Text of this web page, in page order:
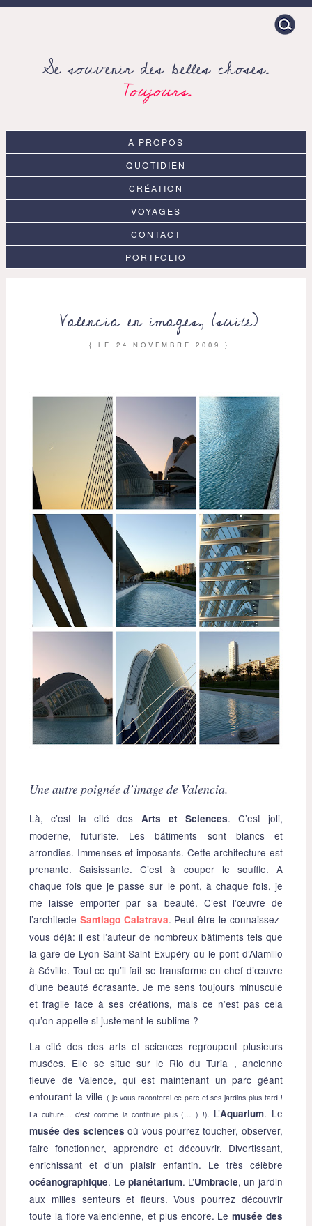
Search
for:
Se souvenir des belles choses.
Toujours.
A PROPOS
QUOTIDIEN
CRÉATION
VOYAGES
CONTACT
PORTFOLIO
Valencia en images, (suite)
{ LE 24 NOVEMBRE 2009 }
Une autre poignée d’image de Valencia.
Là, c’est la cité des Arts et Sciences. C’est joli,
moderne, futuriste. Les bâtiments sont blancs et
arrondies. Immenses et imposants. Cette architecture est
prenante. Saisissante. C’est à couper le souffle. A
chaque fois que je passe sur le pont, à chaque fois, je
me laisse emporter par sa beauté. C’est l’œuvre de
l’architecte Santiago Calatrava. Peut-être le connaissez-
vous déjà: il est l’auteur de nombreux bâtiments tels que
la gare de Lyon Saint Saint-Exupéry ou le pont d’Alamillo
à Séville. Tout ce qu’il fait se transforme en chef d’œuvre
d’une beauté écrasante. Je me sens toujours minuscule
et fragile face à ses créations, mais ce n’est pas cela
qu’on appelle si justement le sublime ?
La cité des des arts et sciences regroupent plusieurs
musées. Elle se situe sur le Rio du Turia , ancienne
fleuve de Valence, qui est maintenant un parc géant
entourant la ville ( je vous raconterai ce parc et ses jardins plus tard !
La culture… c’est comme la confiture plus (… ) !). L’Aquarium. Le
musée des sciences où vous pourrez toucher, observer,
faire fonctionner, apprendre et découvrir. Divertissant,
enrichissant et d’un plaisir enfantin. Le très célèbre
océanographique. Le planétarium. L’Umbracle, un jardin
aux milles senteurs et fleurs. Vous pourrez découvrir
toute la flore valencienne, et plus encore. Le musée des